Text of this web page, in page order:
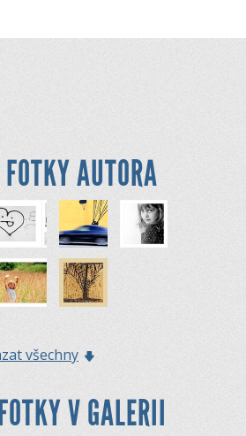
AUTORA
všechny
V GALERII